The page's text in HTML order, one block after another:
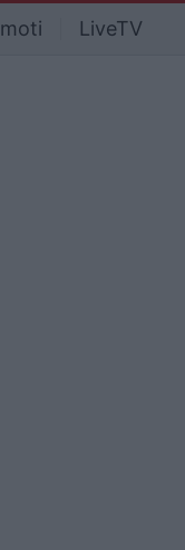
moti LiveTV